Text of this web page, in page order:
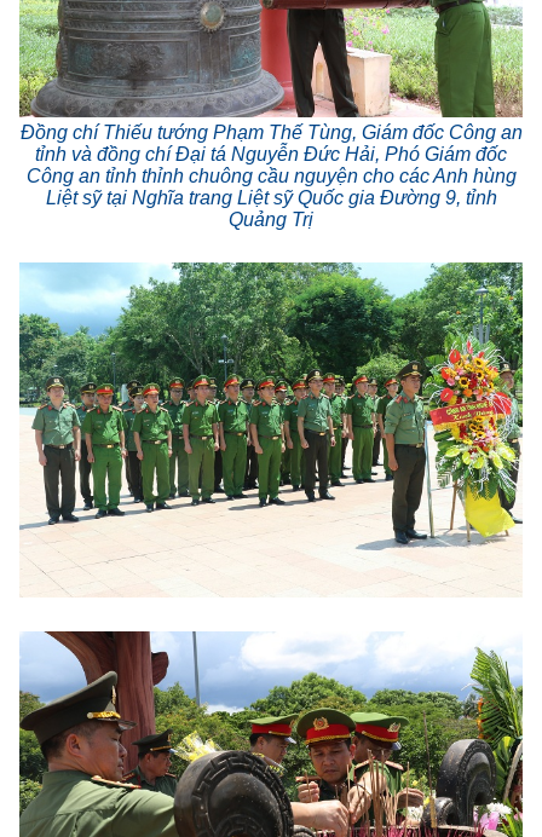
Đồng chí Thiếu tướng Phạm Thế Tùng, Giám đốc Công an
tỉnh và đồng chí Đại tá Nguyễn Đức Hải, Phó Giám đốc
Công an tỉnh thỉnh chuông cầu nguyện cho các Anh hùng
Liệt sỹ tại Nghĩa trang Liệt sỹ Quốc gia Đường 9, tỉnh
Quảng Trị